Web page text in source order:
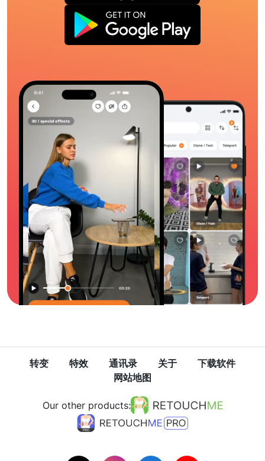
转变 特效 通讯录 关于
下载软件
网站地图
Our other products: